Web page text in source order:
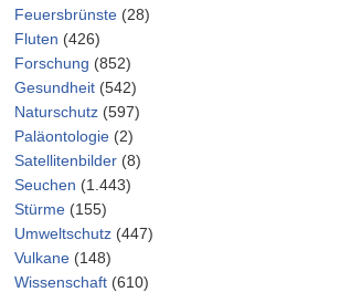
Feuersbrünste (28)
Fluten (426)
Forschung (852)
Gesundheit (542)
Naturschutz (597)
Paläontologie (2)
Satellitenbilder (8)
Seuchen (1.443)
Stürme (155)
Umweltschutz (447)
Vulkane (148)
Wissenschaft (610)